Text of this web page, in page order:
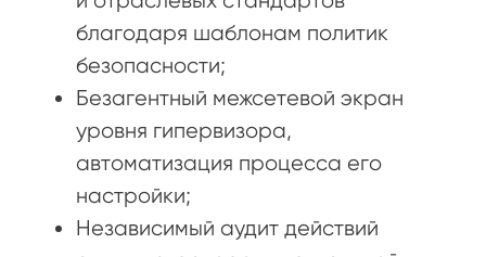
благодаря шаблонам политик
безопасности;
Безагентный межсетевой экран
уровня гипервизора,
автоматизация процесса его
настройки;
Независимый аудит действий